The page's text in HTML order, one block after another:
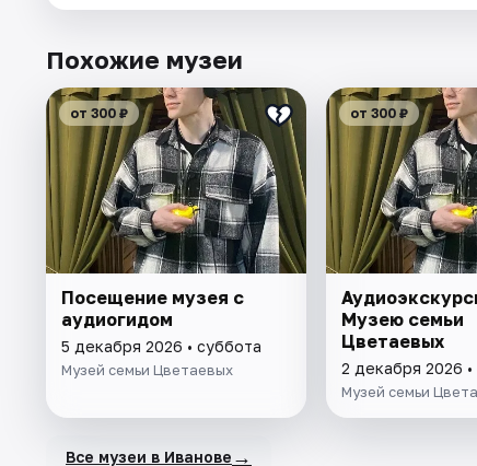
Похожие музеи
от 300 ₽
Посещение музея с
аудиогидом
5 декабря 2026 • суббота
Музей семьи Цветаевых
от 300 ₽
Музею семьи
Цветаевых
2 декабря 2026
Музей семьи
Все музеи в Иванове →